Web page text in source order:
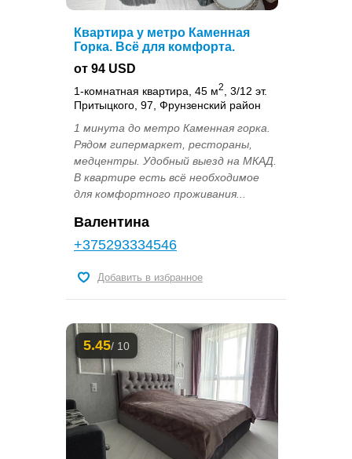
Квартира у метро Каменная
Горка. Всё для комфорта.
от 94 USD
1-комнатная квартира, 45 м2
, 3/12 эт.
Притыцкого, 97, Фрунзенский район
1 минута до метро Каменная горка.
Рядом гипермаркет, рестораны,
медцентры. Удобный выезд на МКАД.
В квартире есть всё необходимое
для комфортного проживания...
Валентина
+375293334546
Добавить в избранное
5.45/ 10